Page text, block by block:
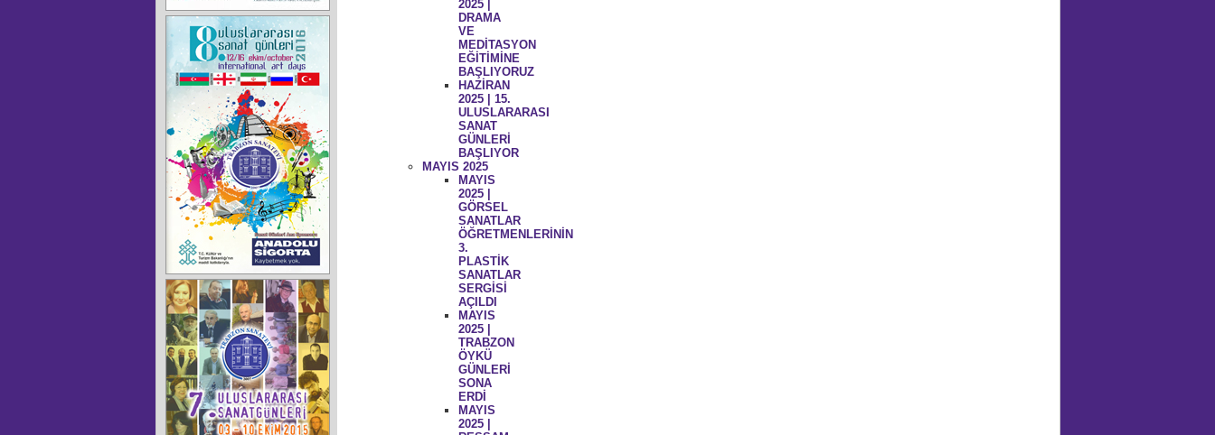
2025 |
DRAMA
VE
MEDİTASYON
EĞİTİMİNE
BAŞLIYORUZ
HAZİRAN
2025 | 15.
ULUSLARARASI
SANAT
GÜNLERİ
BAŞLIYOR
MAYIS 2025
MAYIS
2025 |
GÖRSEL
SANATLAR
ÖĞRETMENLERİNİN
3.
PLASTİK
SANATLAR
SERGİSİ
AÇILDI
MAYIS
2025 |
TRABZON
ÖYKÜ
GÜNLERİ
SONA
ERDİ
MAYIS
2025 |